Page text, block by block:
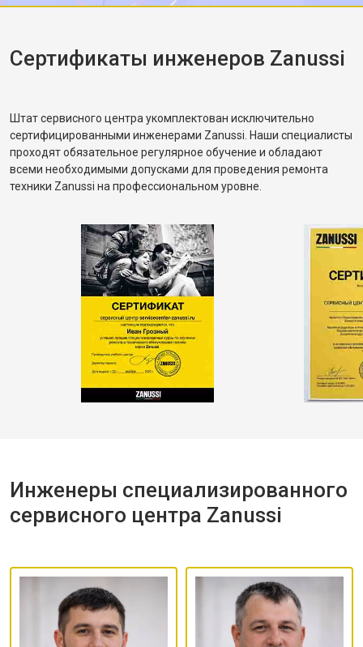
корректное. Рассказал, как правильно
разбалансировка.
Сертификаты инженеров Zanussi
Штат сервисного центра укомплектован исключительно
сертифицированными инженерами Zanussi. Наши специалисты
проходят обязательное регулярное обучение и обладают
всеми необходимыми допусками для проведения ремонта
техники Zanussi на профессиональном уровне.
Инженеры специализированного
сервисного центра Zanussi